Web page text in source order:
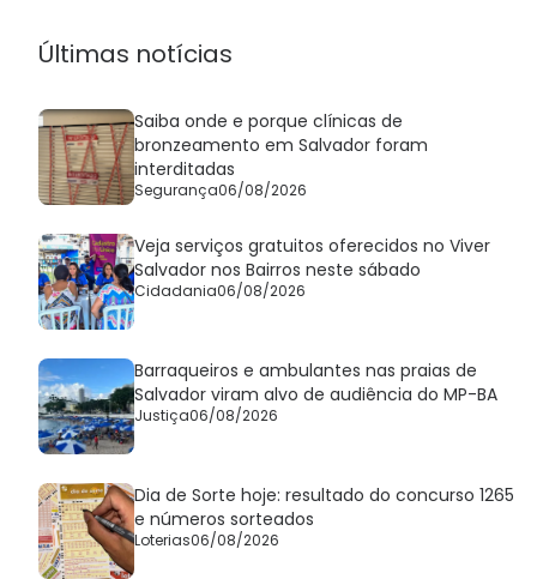
Últimas notícias
Saiba onde e porque clínicas de
bronzeamento em Salvador foram
interditadas
Segurança06/08/2026
Veja serviços gratuitos oferecidos no Viver
Salvador nos Bairros neste sábado
Cidadania06/08/2026
Barraqueiros e ambulantes nas praias de
Salvador viram alvo de audiência do MP-BA
Justiça06/08/2026
Dia de Sorte hoje: resultado do concurso 1265
e números sorteados
Loterias06/08/2026